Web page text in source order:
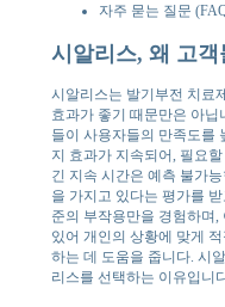
자주 묻는 질문
시알리스, 왜 고
시알리스는 발기부전 치료
효과가 좋기 때문만은 아
들이 사용자들의 만족도를
지 효과가 지속되어, 필요
긴 지속 시간은 예측 불가
을 가지고 있다는 평가를
준의 부작용만을 경험하며
있어 개인의 상황에 맞게
하는 데 도움을 줍니다. 시
리스를 선택하는 이유입니